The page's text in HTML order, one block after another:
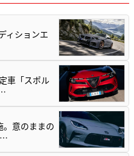
ィションエ
車「スポル
。意のままの
…